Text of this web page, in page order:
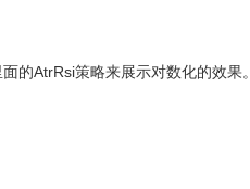
的AtrRsi策略来展示对数化的效果。